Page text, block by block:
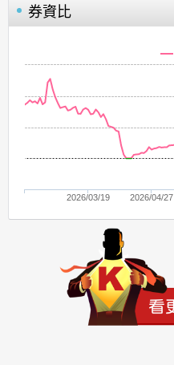
券資比
2026/03/19 2026/04/27